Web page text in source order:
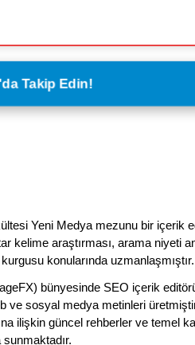
Takip Edin!
Yeni Medya mezunu bir içerik
kelime araştırması, arama niyeti
konularında uzmanlaşmıştır.
bünyesinde SEO içerik
ve sosyal medya metinleri
ilişkin güncel rehberler ve temel